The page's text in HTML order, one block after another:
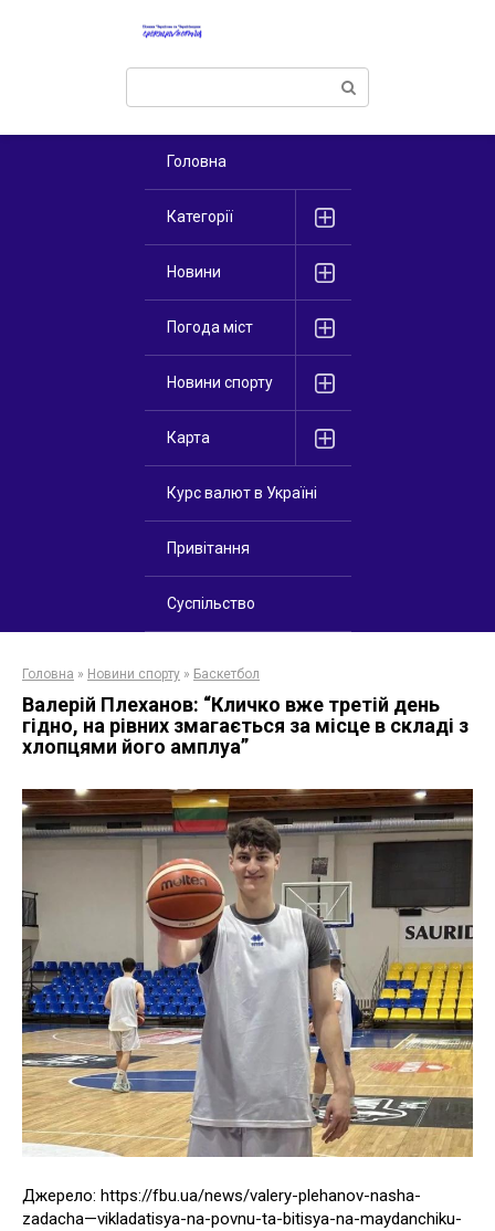
Поиск:
Головна
Категорії
Новини
Погода міст
Новини спорту
Карта
Курс валют в Україні
Привітання
Суспільство
Головна » Новини спорту » Баскетбол
Валерій Плеханов: “Кличко вже третій день
гідно, на рівних змагається за місце в складі з
хлопцями його амплуа”
Джерело: https://fbu.ua/news/valery-plehanov-nasha-
zadacha—vikladatisya-na-povnu-ta-bitisya-na-maydanchiku-